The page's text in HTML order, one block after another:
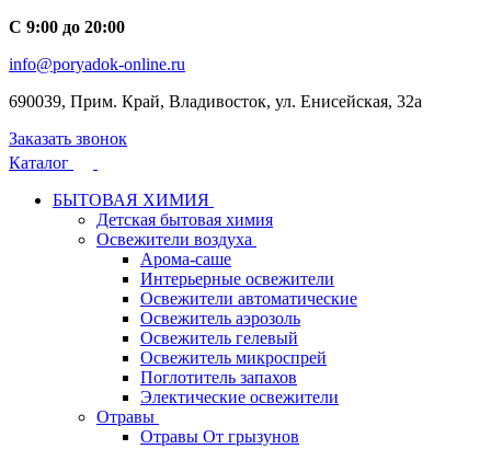
С 9:00 до 20:00
info@poryadok-online.ru
690039, Прим. Край, Владивосток, ул. Енисейская, 32а
Заказать звонок
Каталог
БЫТОВАЯ ХИМИЯ
Детская бытовая химия
Освежители воздуха
Арома-саше
Интерьерные освежители
Освежители автоматические
Освежитель аэрозоль
Освежитель гелевый
Освежитель микроспрей
Поглотитель запахов
Электические освежители
Отравы
Отравы От грызунов